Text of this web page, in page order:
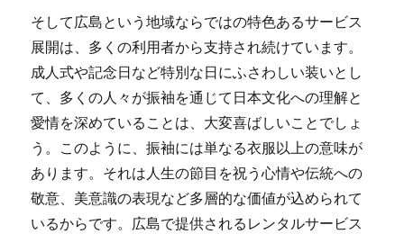
そして広島という地域ならではの特色あるサービス
展開は、多くの利用者から支持され続けています。
成人式や記念日など特別な日にふさわしい装いとし
て、多くの人々が振袖を通じて日本文化への理解と
愛情を深めていることは、大変喜ばしいことでしょ
う。このように、振袖には単なる衣服以上の意味が
あります。それは人生の節目を祝う心情や伝統への
敬意、美意識の表現など多層的な価値が込められて
いるからです。広島で提供されるレンタルサービス